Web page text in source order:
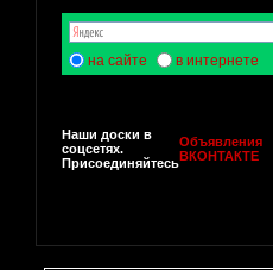
на сайте в интернете
Наши доски в
соцсетях.
Присоединяйтесь
Объявления
ВКОНТАКТЕ